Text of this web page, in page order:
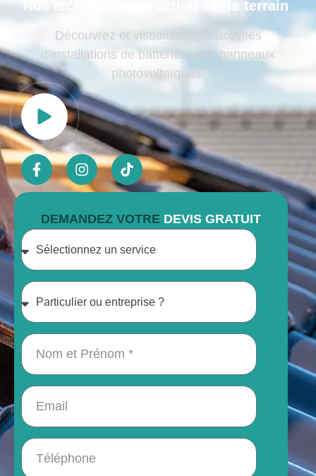
Nos techniciens en action sur le terrain
Découvrez et visualisez nos activités
d’installations de batteries pour panneaux
photovoltaïques.
DEMANDEZ VOTRE DEVIS GRATUIT